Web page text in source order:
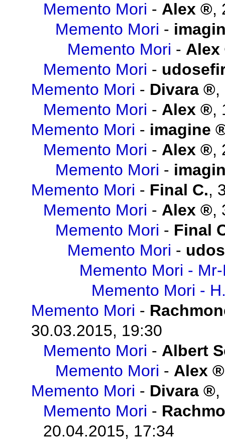
Memento Mori - Alex ,
Memento Mori -
Memento Mori - Alex
Memento Mori -
Memento Mori - Divara ,
Memento Mori - Alex ,
Memento Mori - imagine
Memento Mori - Alex ,
Memento Mori -
Memento Mori - Final C.,
Memento Mori - Alex ,
Memento Mori - Final
Memento Mori -
Memento Mori -
Memento Mori -
Memento Mori -
30.03.2015, 19:30
Memento Mori - Albert
Memento Mori - Alex
Memento Mori - Divara ,
Memento Mori -
20.04.2015, 17:34